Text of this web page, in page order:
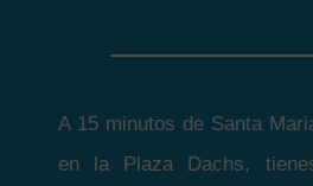
A 15 minutos de Santa
en la Plaza Dachs,